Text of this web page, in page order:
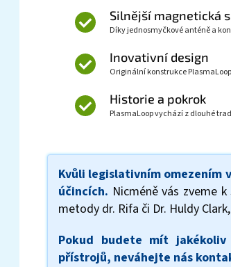
Silnější magnetická
Díky jednosmyčkové anténě a
Inovativní design
Originální konstrukce
Historie a pokrok
PlasmaLoop vychází z dlouhé
Kvůli legislativním omezením
účincích. Nicméně vás zveme
metody dr. Rifa či Dr. Huldy
Pokud budete mít
přístrojů, neváhejte nás